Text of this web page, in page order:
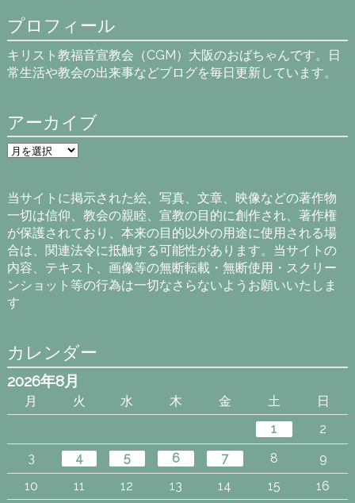
プロフィール
キリスト教福音宣教会（CGM）大阪のおばちゃんです。日
常生活や教会の出来事などブログを毎日更新しています。
アーカイブ
ア
ー
ブ
当サイトに掲示された絵、写真、文章、映像などの著作物
一切は信仰、教会の親睦、宣教の目的に創作され、著作権
が保護されており、本来の目的以外の用途に使用される場
合は、関連法令に抵触する可能性があります。当サイトの
内容、テキスト、画像等の無断転載・無断使用・スクリー
ンショット等の行為は一切なさらないようお願いいたしま
す
カレンダー
2026年8月
月 火 水 木 金 土
日
1
2
3
4 5 6 7 8
9
10
11 12 13 14 15
16